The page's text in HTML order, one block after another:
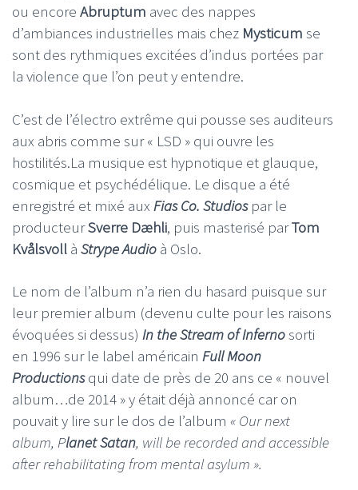
ou encore Abruptum avec des nappes
d’ambiances industrielles mais chez Mysticum se
sont des rythmiques excitées d’indus portées par
la violence que l’on peut y entendre.
C’est de l’électro extrême qui pousse ses auditeurs
aux abris comme sur « LSD » qui ouvre les
hostilités.La musique est hypnotique et glauque,
cosmique et psychédélique. Le disque a été
enregistré et mixé aux Fias Co. Studiospar le
producteurSverre Dæhli, puis masterisé parTom
Kvålsvoll à Strype Audio à Oslo.
Le nom de l’album n’a rien du hasard puisque sur
leur premier album (devenu culte pour les raisons
évoquées si dessus) In the Stream of Infernosorti
en 1996 sur le label américain Full Moon
Productionsqui date de près de 20 ans ce « nouvel
album…de 2014 » y était déjà annoncé car on
pouvait y lire sur le dos de l’album « Our next
album, Planet Satan, will be recorded and accessible
after rehabilitating from mental asylum ».